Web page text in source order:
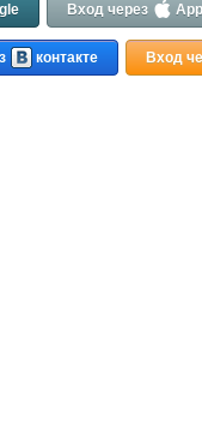
Вход через
контакте Вход